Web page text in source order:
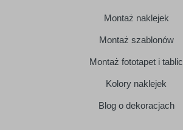
Montaż naklejek
Montaż szablonów
Montaż fototapet i tablic
Kolory naklejek
Blog o dekoracjach